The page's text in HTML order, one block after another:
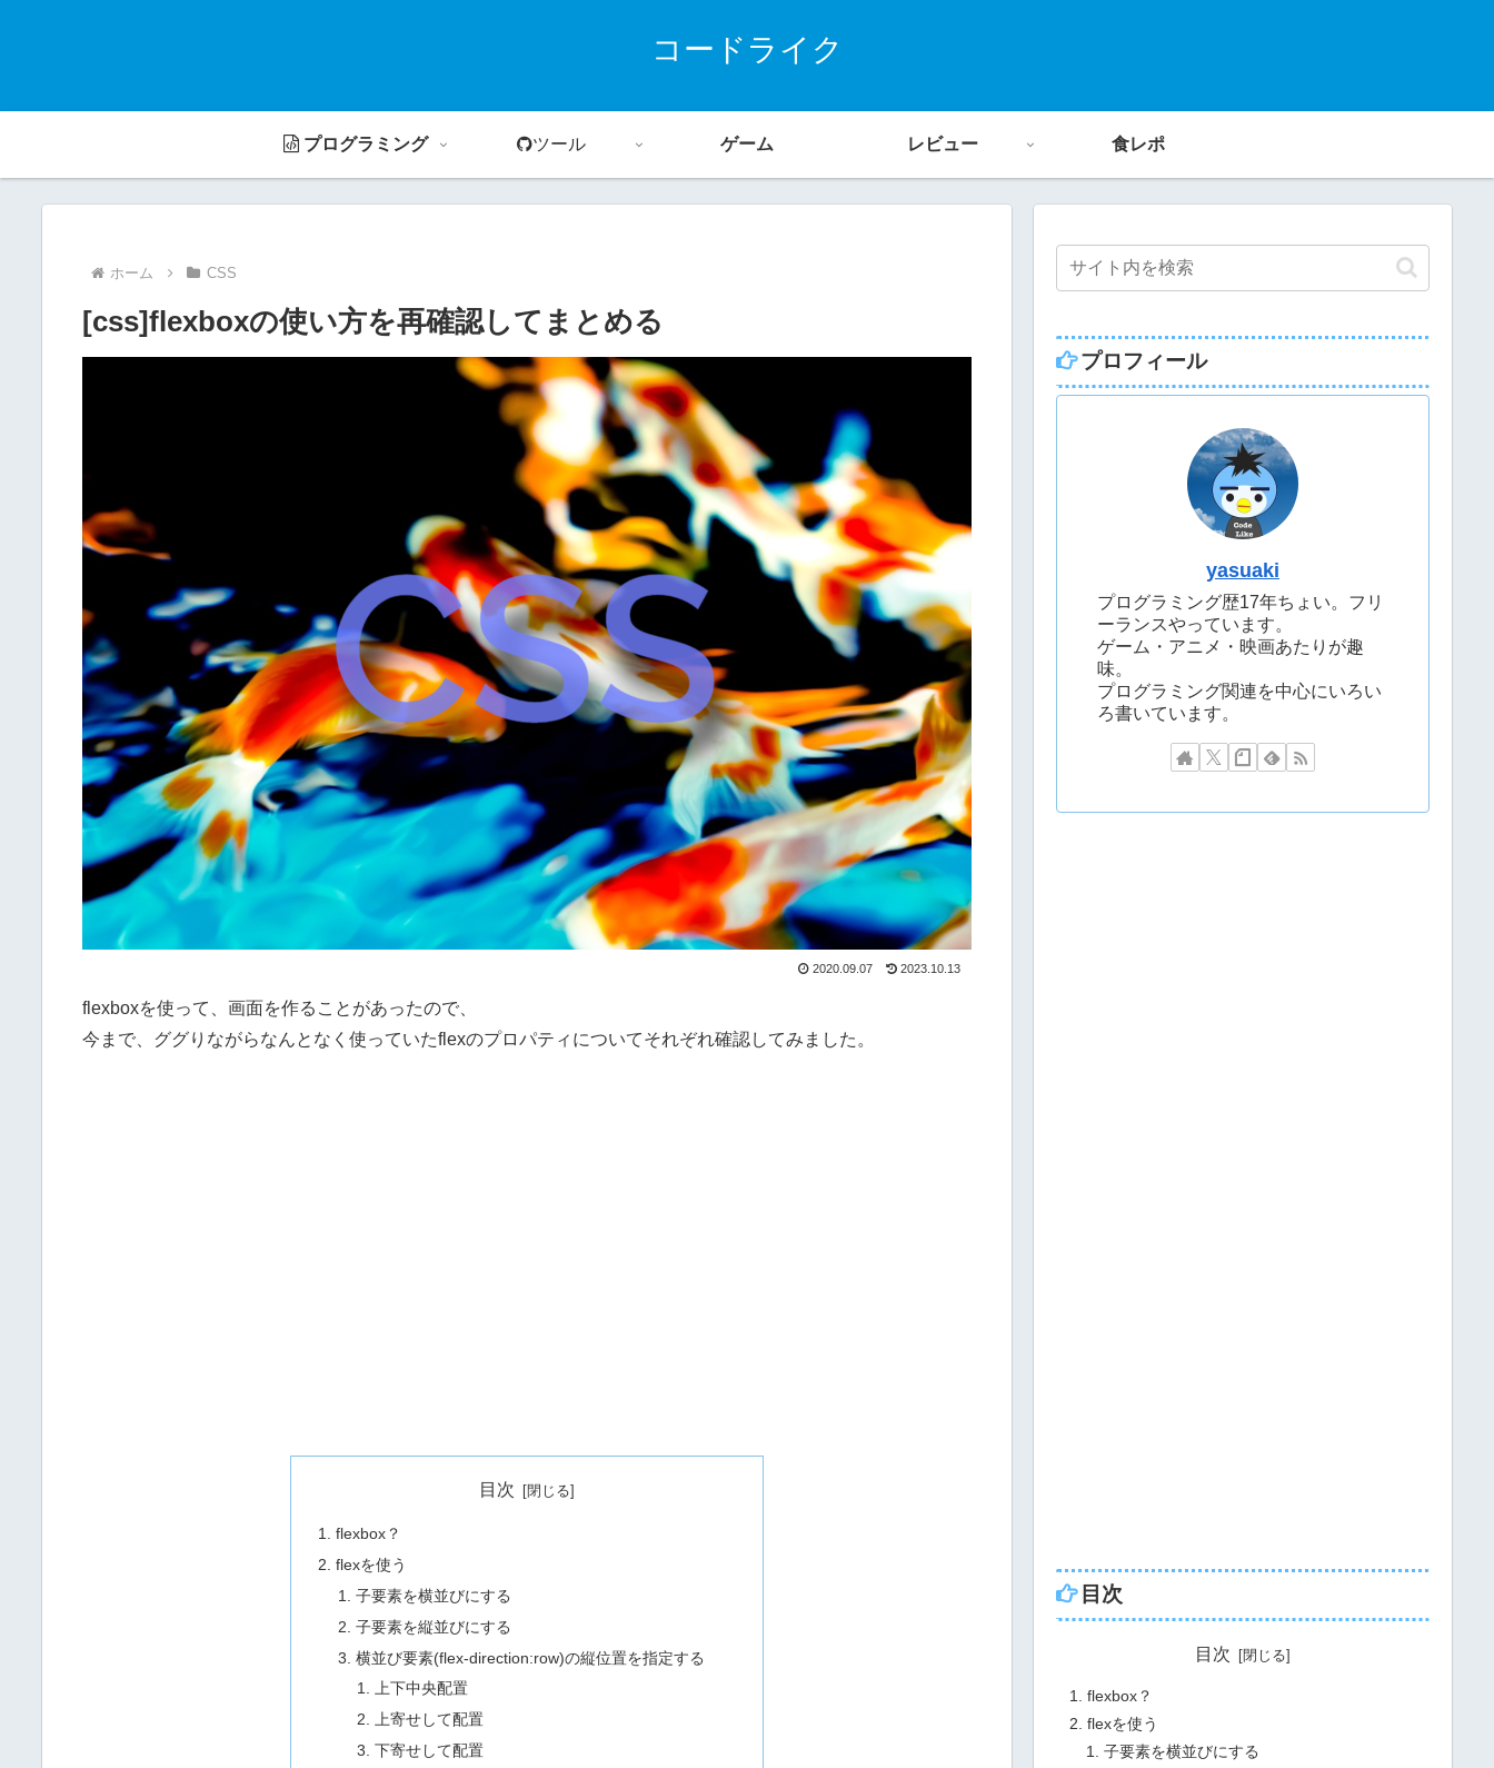
コードライク
プログラミング ツール ゲーム レビュー 食レポ
ホーム CSS
[css]flexboxの使い方を再確認してまとめる
2020.09.07 2023.10.13
flexboxを使って、画面を作ることがあったので、
今まで、ググりながらなんとなく使っていたflexのプロパティについてそれぞれ確認してみました。
目次
flexbox？
flexを使う
子要素を横並びにする
子要素を縦並びにする
横並び要素(flex-direction:row)の縦位置を指定する
上下中央配置
上寄せして配置
下寄せして配置
プロフィール
yasuaki
プログラミング歴17年ちょい。フリ
ーランスやっています。
ゲーム・アニメ・映画あたりが趣
味。
プログラミング関連を中心にいろい
ろ書いています。
目次
目次
flexbox？
flexを使う
子要素を横並びにする